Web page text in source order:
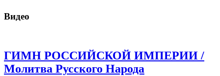
Видео
ГИМН РОССИЙСКОЙ ИМПЕРИИ /
Молитва Русского Народа